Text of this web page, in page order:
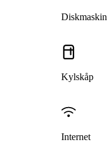
Diskmaskin
Kylskåp
Internet